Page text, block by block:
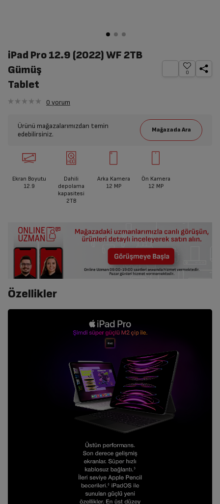
iPad Pro 12.9 (2022) WF 2TB
Gümüş
Tablet
0
0 yorum
Ürünü mağazalarımızdan temin
edebilirsiniz.
Ekran Boyutu
12.9
Dahili
depolama
kapasitesi
2TB
Arka Kamera
12 MP
Ön Kamera
12 MP
Özellikler